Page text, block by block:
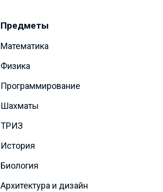
Предметы
Математика
Физика
Программирование
Шахматы
ТРИЗ
История
Биология
Архитектура и дизайн